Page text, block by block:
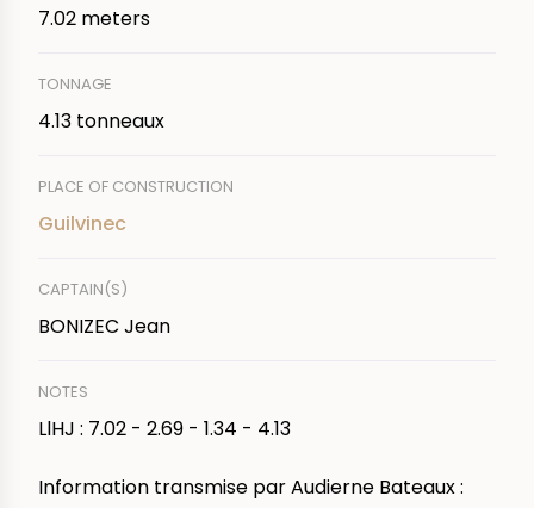
7.02 meters
TONNAGE
4.13 tonneaux
PLACE OF CONSTRUCTION
Guilvinec
CAPTAIN(S)
BONIZEC Jean
NOTES
LlHJ : 7.02 - 2.69 - 1.34 - 4.13
Information transmise par Audierne Bateaux :